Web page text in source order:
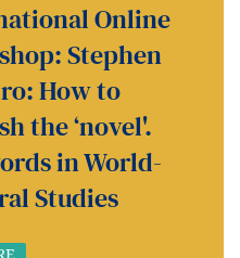
Online
Stephen
How to
the ‘novel'.
in World-
Studies